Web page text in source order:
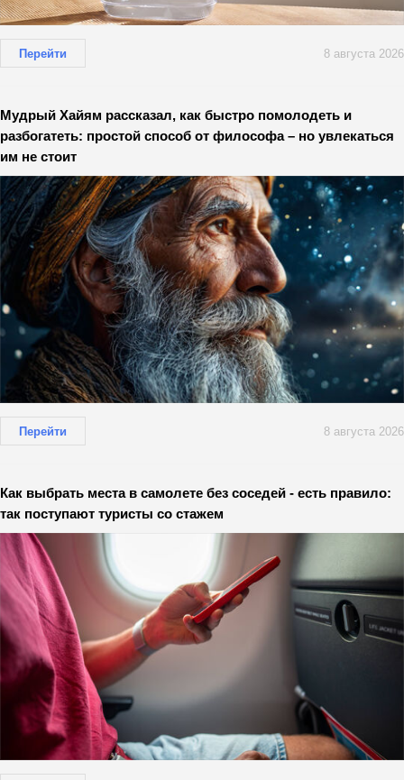
Перейти 8 августа 2026
Мудрый Хайям рассказал, как быстро помолодеть и
разбогатеть: простой способ от философа – но увлекаться
им не стоит
Перейти 8 августа 2026
Как выбрать места в самолете без соседей - есть правило:
так поступают туристы со стажем